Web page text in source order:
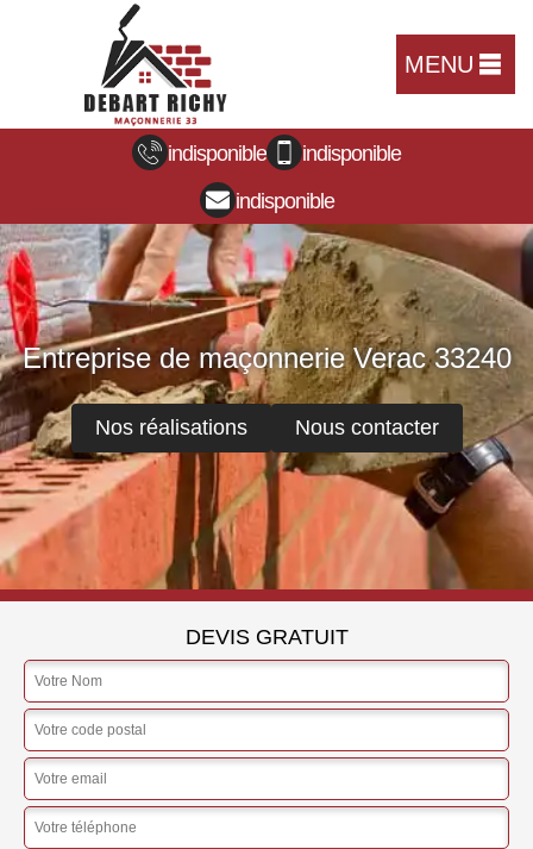
MENU
indisponible
indisponible
indisponible
Entreprise de maçonnerie Verac 33240
Nos réalisations Nous contacter
DEVIS GRATUIT